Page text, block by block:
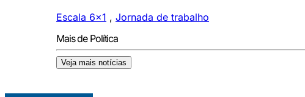
Escala 6x1 , Jornada de trabalho
Mais de Política
Veja mais notícias